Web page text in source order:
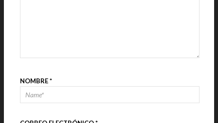
NOMBRE*